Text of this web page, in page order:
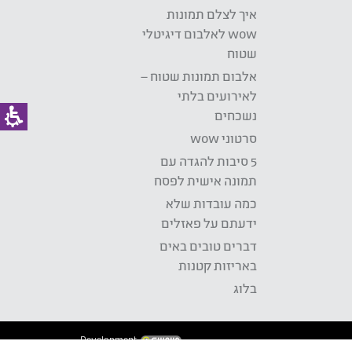
איך לצלם תמונות
wow לאלבום דיגיטלי
שטוח
אלבום תמונות שטוח –
לאירועים בלתי
נשכחים
סרטוני wow
5 סיבות להגדה עם
תמונה אישית לפסח
כמה עובדות שלא
ידעתם על פאזלים
דברים טובים באים
באריזות קטנות
בלוג
Development: